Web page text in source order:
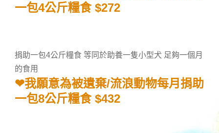
一包4公斤糧食 $272
捐助一包4公斤糧食 等同於助養一隻小型犬 足夠一個月
的食用
❤我願意為被遺棄/流浪動物每月捐助
一包8公斤糧食 $432